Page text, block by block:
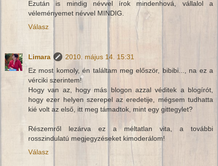
Ezután is mindig névvel írok mindenhová, vállalol a
véleményemet névvel MINDIG.
Válasz
Limara
2010. május 14. 15:31
Ez most komoly, én találtam meg először, bibibi..., na ez a
vérciki szerintem!
Hogy van az, hogy más blogon azzal véditek a blogírót,
hogy ezer helyen szerepel az eredetije, mégsem tudhatta
kié volt az első, itt meg támadtok, mint egy gittegylet?
Részemről lezárva ez a méltatlan vita, a további
rosszindulatú megjegyzéseket kimoderálom!
Válasz